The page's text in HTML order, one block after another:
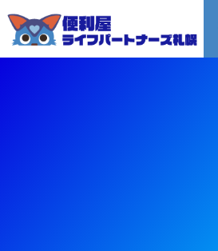
容
ス